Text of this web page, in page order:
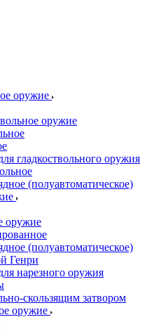
оружие
оружие
гладкоствольного оружия
(полуавтоматическое)
оружие
(полуавтоматическое)
Генри
нарезного оружия
скользящим затвором
оружие